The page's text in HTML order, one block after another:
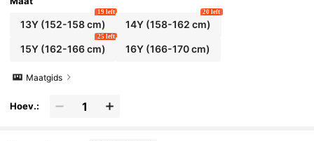
13Y(152-158 cm)
19 left
14Y (158-162 cm)
20 left
15Y(162-166 cm)
25 left
16Y (166-170 cm)
Maatgids
Hoev.: